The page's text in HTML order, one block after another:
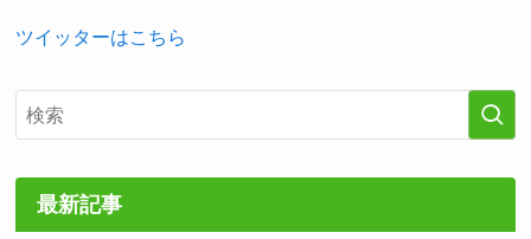
ツイッターはこちら
最新記事